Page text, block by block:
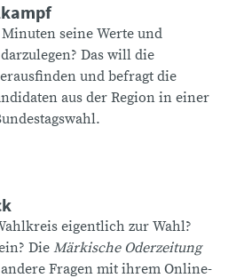
seine Werte und
Das will die
und befragt die
aus der Region in einer
eigentlich zur Wahl?
Die Märkische Oderzeitung
Fragen mit ihrem Online-